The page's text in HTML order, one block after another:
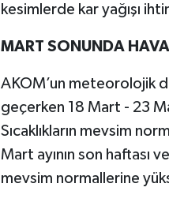
kesimlerde kar yağışı
MART SONUNDA
AKOM’un meteorolojik
geçerken 18 Mart - 23
Sıcaklıkların mevsim
Mart ayının son haftası
mevsim normallerine